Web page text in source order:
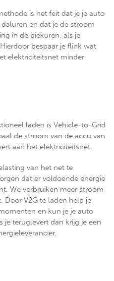
is het feit dat je je auto
en dat je de stroom
in de piekuren, als je
bespaar je flink wat
elektriciteitsnet minder
laden is Vehicle-to-Grid
de stroom van de accu van
aan het elektriciteitsnet.
van het net te
dat er voldoende energie
We verbruiken meer stroom
Door V2G te laden help je
en kun je je auto
je teruglevert dan krijg je een